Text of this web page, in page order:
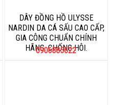
DÂY ĐỒNG HỒ ULYSSE
NARDIN DA CÁ SẤU CAO CẤP,
GIA CÔNG CHUẨN CHÍNH
HÃNG, CHỐNG HÔI.
0906885622